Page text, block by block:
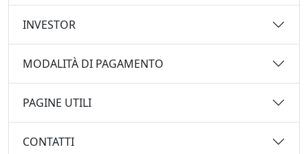
INVESTOR
MODALITÀ DI PAGAMENTO
PAGINE UTILI
CONTATTI